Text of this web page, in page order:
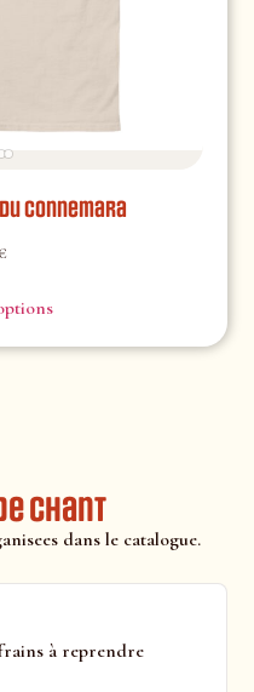
Connemara
chant
dans le catalogue.
à reprendre